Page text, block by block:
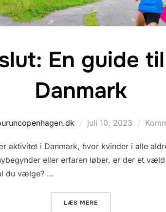
En guide
Danmark
Udgivet
juli 10, 2023
aktivitet i Danmark, hvor kvinder i alle
eller erfaren løber, er der et
du vælge? …
LÆS MERE